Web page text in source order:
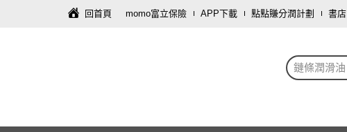
回首頁 momo富立保險 APP下載 點點賺分潤計劃 書店
鏈條潤滑油